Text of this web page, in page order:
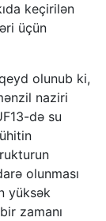
keçirilən
üçün
olunub ki,
naziri
də su
olunması
yüksək
zamanı